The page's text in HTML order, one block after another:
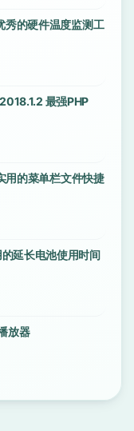
的硬件温度监测工
最强PHP
用的菜单栏文件快捷
延长电池使用时间
放器